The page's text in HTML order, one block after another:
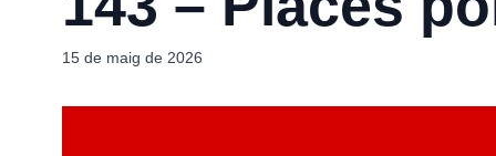
15 de maig de 2026